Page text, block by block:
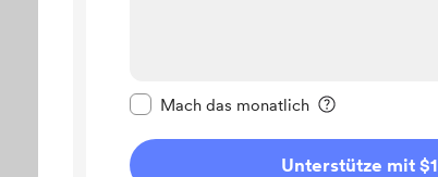
Mach das monatlich
Unterstütze mit $1